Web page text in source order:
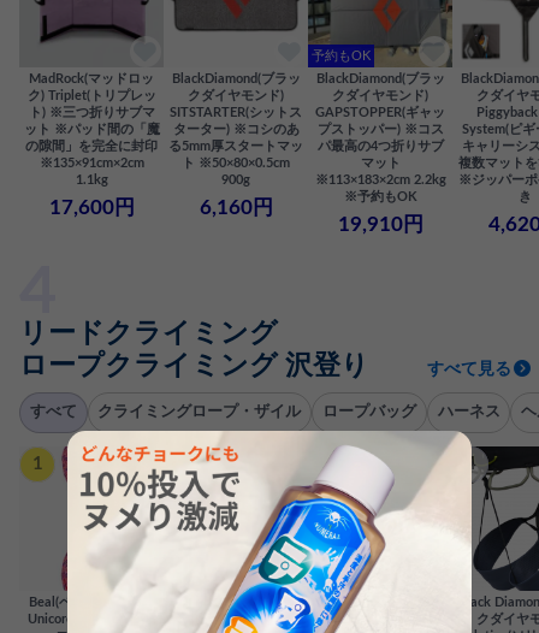
MadRock(マッドロッ
ク) Triplet(トリプレッ
ト) ※三つ折りサブマ
ット ※パッド間の「魔
の隙間」を完全に封印
※135×91cm×2cm
1.1kg
17,600円
BlackDiamond(ブラッ
クダイヤモンド)
SITSTARTER(シットス
ターター) ※コシのあ
る5mm厚スタートマッ
ト ※50×80×0.5cm
900g
6,160円
予約もOK
BlackDiamond(ブラッ
クダイヤモンド)
GAPSTOPPER(ギャッ
プストッパー) ※コス
パ最高の4つ折りサブ
マット
※113×183×2cm 2.2kg
※予約もOK
19,910円
クダイヤ
System(ピギ
キャリーシ
複数マット
※ジッパーポ
き
リードクライミング
ロープクライミング 沢登り
すべて見る
すべて クライミングロープ・ザイル ロープバッグ ハーネス
1
Beal(ベアール) Berlin
Unicore(ベルリンユニ
Beal(ベアール)
MADMAX(マッドマッ
3
Black Diamond(ブラッ
クダイヤモンド)
4
Black
クダイヤ